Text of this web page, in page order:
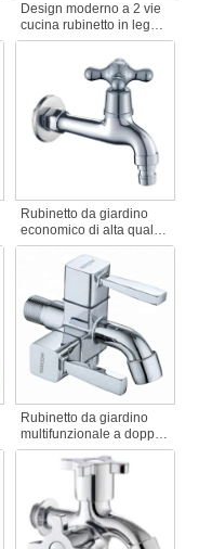
Design moderno a 2 vie
cucina rubinetto in lega
di zinco spazzolato per
doppia uscita lavatrice
Mop rubinetto piscina
Rubinetto da giardino
economico di alta qualità
Rubinetto dell'acqua in
plastica PVC per bagno
e lavatrice Accessorio di
grande valore
Rubinetto da giardino
multifunzionale a doppia
uscita Rubinetto di
lavaggio dell'auto a 2 vie
cromato personalizzato
Rubinetto a doppia
maniglia in lega di zinco